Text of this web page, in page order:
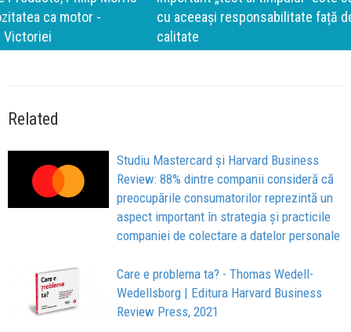
cu aceeași responsabilitate față de oameni, siguranță și
calitate
Related
Studiu Mastercard și Harvard Business
Review: 88% dintre companii consideră că
preocupările consumatorilor reprezintă un
aspect important în strategia și practicile
companiei de colectare a datelor personale
Care e problema ta? - Thomas Wedell-
Wedellsborg | Editura Harvard Business
Review Press, 2021